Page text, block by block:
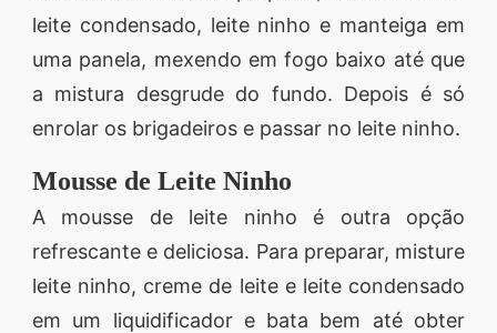
leite condensado, leite ninho e manteiga em
uma panela, mexendo em fogo baixo até que
a mistura desgrude do fundo. Depois é só
enrolar os brigadeiros e passar no leite ninho.
Mousse de Leite Ninho
A mousse de leite ninho é outra opção
refrescante e deliciosa. Para preparar, misture
leite ninho, creme de leite e leite condensado
em um liquidificador e bata bem até obter